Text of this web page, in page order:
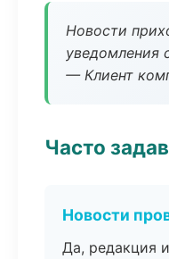
Новости
уведомления
— Клиент
Часто
Новости
Да, редакция